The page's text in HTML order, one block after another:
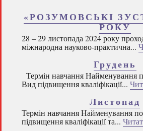
«РОЗУМОВСЬКІ
РОКУ
28 – 29 листопада 2024 року
міжнародна науково-практична...
Грудень
Термін навчання Найменування
Вид підвищення кваліфікації...
Листопад
Термін навчання Найменування
підвищення кваліфікації та...